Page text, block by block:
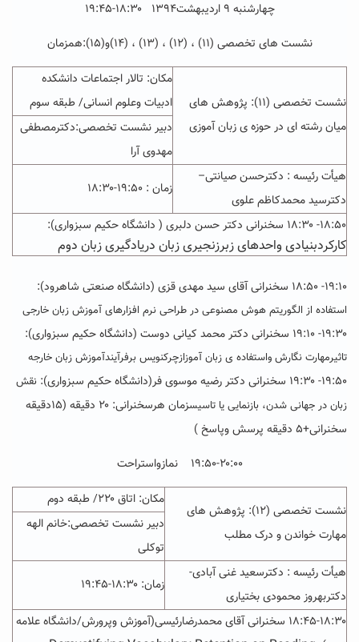
چهارشنبه ۹ اردیبهشت۱۳۹۴
۱۸:۳۰-۱۹:۴۵
نشست های تخصصی (۱۱) ، (۱۲) ، (۱۳) ، (۱۴)و(۱۵):همزمان
نشست تخصصی (۱۱): پژوهش های
میان رشته ای در حوزه ی زبان آموزی
مکان: تالار اجتماعات دانشکده
ادبیات وعلوم انسانی/ طبقه سوم
دبیر نشست تخصصی:دکترمصطفی
مهدوی آرا
هیأت رئیسه : دکترحسن صیانتی–
دکترسید محمدکاظم علوی
زمان : ۱۹:۵۰-۱۸:۳۰
۱۸:۵۰- ۱۸:۳۰ سخنرانی دکتر حسن دلبری ( دانشگاه حکیم سبزواری):
کارکردبنیادی واحدهای زبرزنجیری زبان دریادگیری زبان دوم
۱۹:۱۰- ۱۸:۵۰ سخنرانی آقای سید مهدی قزی (دانشگاه صنعتی شاهرود):
استفاده از الگوریتم هوش مصنوعی در طراحی نرم افزارهای آموزش زبان خارجی
۱۹:۳۰- ۱۹:۱۰ سخنرانی دکتر محمد کیانی دوست (دانشگاه حکیم سبزواری):
تاثیرمهارت نگارش واستفاده ی زبان آموزازچرکنویس برفرآیندآموزش زبان خارجه
۱۹:۵۰- ۱۹:۳۰ سخنرانی دکتر رضیه موسوی فر(دانشگاه حکیم سبزواری):
نقش
زبان در جهانی شدن، بازنمایی یا تاسیس
زمان هرسخنرانی: ۲۰ دقیقه (۱۵دقیقه
سخنرانی+۵ دقیقه پرسش وپاسخ )
۱۹:۵۰-۲۰:۰۰ نمازواستراحت
نشست تخصصی (۱۲): پژوهش های
مهارت خواندن و درک مطلب
مکان: اتاق ۲۲۰/ طبقه دوم
دبیر نشست تخصصی:خانم الهه
توکلی
هیأت رئیسه : دکترسعید غنی آبادی-
دکتربهروز محمودی بختیاری
زمان:
۱۸:۴۵-۱۸:۳۰ سخنرانی آقای محمدرضارئیسی(آموزش وپرورش/دانشگاه علامه